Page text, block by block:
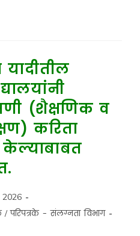
(शैक्षणिक व
करिता
केल्याबाबत
2026
/ परिपत्रके - संलग्नता विभाग